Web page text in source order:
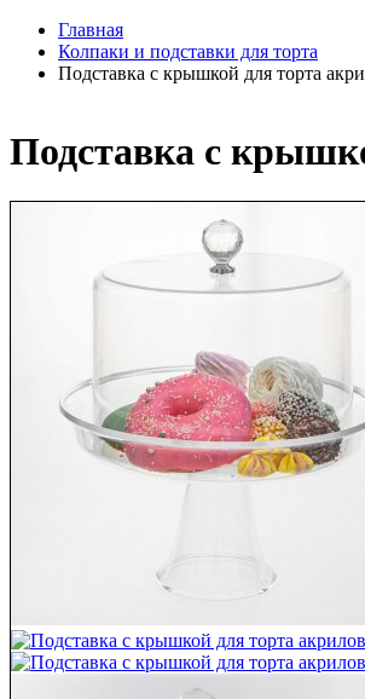
Главная
Колпаки и подставки для торта
Подставка с крышкой для торта
Подставка с